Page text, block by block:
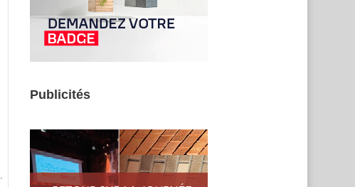
Publicités